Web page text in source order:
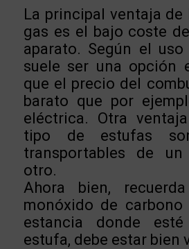
La principal ventaja de
gas es el bajo coste
aparato. Según el
suele ser una opción
que el precio del
barato que por
eléctrica. Otra
tipo de estufas
transportables de
otro.
Ahora bien,
monóxido de
estancia donde
estufa, debe estar bien